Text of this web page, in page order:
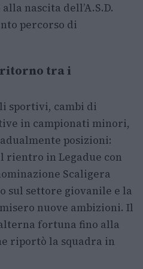
nascita dell’A.S.D.
percorso di
tra i
sportivi, cambi di
in campionati minori,
posizioni:
rientro in Legadue con
Scaligera
sul settore giovanile e la
nuove ambizioni. Il
fortuna fino alla
riportò la squadra in